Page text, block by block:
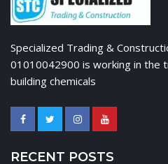
Specialized Trading &
01010042900 is working in the
building chemicals
RECENT POSTS